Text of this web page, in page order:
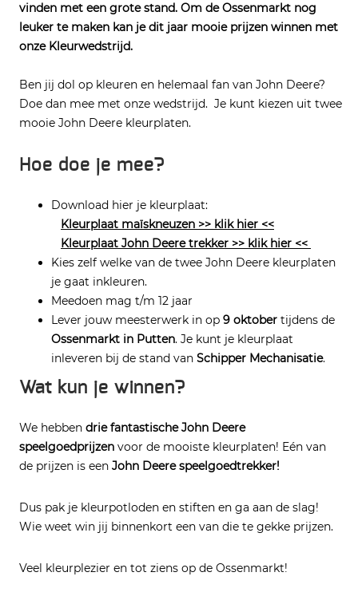
vinden met een grote stand. Om de Ossenmarkt nog
leuker te maken kan je dit jaar mooie prijzen winnen met
onze Kleurwedstrijd.
Ben jij dol op kleuren en helemaal fan van John Deere?
Doe dan mee met onze wedstrijd. Je kunt kiezen uit twee
mooie John Deere kleurplaten.
Hoe doe je mee?
Download hier je kleurplaat:
Kleurplaat maïskneuzen >> klik hier <<
Kleurplaat John Deere trekker >> klik hier <<
Kies zelf welke van de twee John Deere kleurplaten
je gaat inkleuren.
Meedoen mag t/m 12 jaar
Lever jouw meesterwerk in op 9 oktober tijdens de
Ossenmarkt in Putten. Je kunt je kleurplaat
inleveren bij de stand van Schipper Mechanisatie.
Wat kun je winnen?
We hebben drie fantastische John Deere
speelgoedprijzen voor de mooiste kleurplaten! Eén van
de prijzen is een John Deere speelgoedtrekker!
Dus pak je kleurpotloden en stiften en ga aan de slag!
Wie weet win jij binnenkort een van die te gekke prijzen.
Veel kleurplezier en tot ziens op de Ossenmarkt!